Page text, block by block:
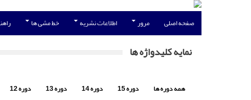
صفحه اصلی مرور اطلاعات نشریه خط مشی ها
نمایه کلیدواژه ها
همه دوره ها دوره 15 دوره 14 دوره 13 دوره 12